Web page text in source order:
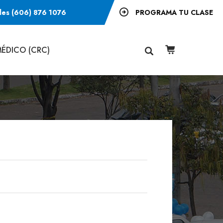
PROGRAMA TU CLASE
(606) 876 1076
(CRC)